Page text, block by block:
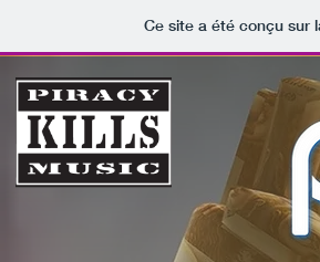
Ce site a été conçu sur